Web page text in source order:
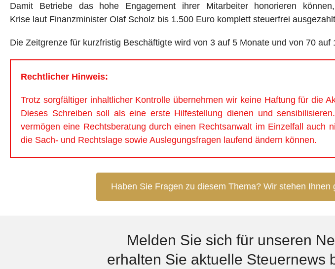
Damit Betriebe das hohe Engagement ihrer Mitarbeiter honorieren
Krise laut Finanzminister Olaf Scholz bis 1.500 Euro komplett steuerfrei
Die Zeitgrenze für kurzfristig Beschäftigte wird von 3 auf 5 Monate und von 70 auf
Rechtlicher Hinweis:
Trotz sorgfältiger inhaltlicher Kontrolle übernehmen wir keine Haftung für die
Dieses Schreiben soll als eine erste Hilfestellung dienen und
vermögen eine Rechtsberatung durch einen Rechtsanwalt im Einzelfall auch
die Sach- und Rechtslage sowie Auslegungsfragen laufend ändern können.
Haben Sie Fragen zu diesem Thema? Wir stehen Ihnen
Melden Sie sich für unseren
erhalten Sie aktuelle Steuernews